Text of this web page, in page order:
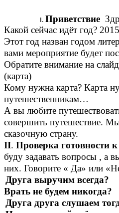
Приветствие
Какой сейчас идёт год?
Этот год назван годом
вами мероприятие будет
Обратите внимание на
(карта)
Кому нужна карта? Карта
путешественникам…
А вы любите
совершить путешествие.
сказочную страну.
II. Проверка готовности
буду задавать вопросы , а
них. Говорите « Да» или
выручим всегда?
Врать не будем
друга слушаем